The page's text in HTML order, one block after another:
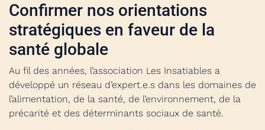
Confirmer nos orientations
stratégiques en faveur de la
santé globale
Au fil des années, l’association Les Insatiables a
développé un réseau d’expert.e.s dans les domaines de
l’alimentation, de la santé, de l’environnement, de la
précarité et des déterminants sociaux de santé.